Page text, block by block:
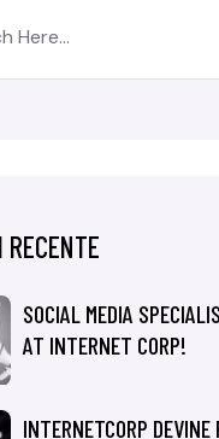
RECENTE
SOCIAL MEDIA
AT INTERNET CORP!
INTERNETCORP DEVINE